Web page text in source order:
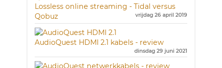
Lossless online streaming - Tidal versus
Qobuz
vrijdag 26 april 2019
AudioQuest HDMI 2.1 kabels - review
dinsdag 29 juni 2021